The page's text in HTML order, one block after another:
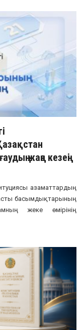
жаңа кезеңі
азаматтардың
басымдықтарының
жеке өмірінің